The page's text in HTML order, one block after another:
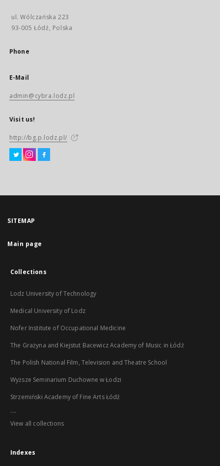
ul. Wólczańska 223
93-005 Łódź, Polska
Phone
E-Mail
admin@cybra.lodz.pl
Visit us!
http://bg.p.lodz.pl/
SITEMAP
Main page
Collections
Lodz University of Technology
Medical University of Lodz
Nofer Institute of Occupational Medicine
The Grażyna and Kiejstut Bacewicz Academy of Music in Łódź
The Polish National Film, Television and Theatre School
Wyższe Seminarium Duchowne w Łodzi
Strzemiński Academy of Fine Arts Łódź
...
View all collections
Indexes